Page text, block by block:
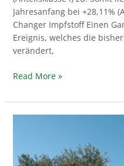
Jahresanfang bei +28,11%
Changer Impfstoff Einen
Ereignis, welches die
verändert,
Read More »
ist